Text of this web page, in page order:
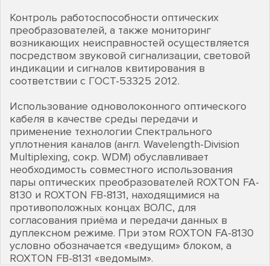
Контроль работоспособности оптических
преобразователей, а также мониторинг
возникающих неисправностей осуществляется
посредством звуковой сигнализации, световой
индикации и сигналов квитирования в
соответствии с ГОСТ-53325 2012.
Использование одноволоконного оптического
кабеля в качестве среды передачи и
применение технологии Спектрального
уплотнения каналов (англ. Wavelength-Division
Multiplexing, сокр. WDM) обуславливает
необходимость совместного использования
пары оптических преобразователей ROXTON FA-
8130 и ROXTON FB-8131, находящимися на
противоположных концах ВОЛС, для
согласования приёма и передачи данных в
дуплексном режиме. При этом ROXTON FA-8130
условно обозначается «ведущим» блоком, а
ROXTON FB-8131 «ведомым».